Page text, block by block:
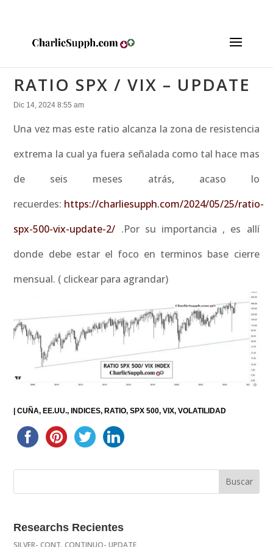
RATIO SPX / VIX – UPDATE
Dic 14, 2024 8:55 am
Una vez mas este ratio alcanza la zona de resistencia
extrema la cual ya fuera señalada como tal hace mas
de seis meses atrás, acaso lo
recuerdes: https://charliesupph.com/2024/05/25/ratio-
spx-500-vix-update-2/ .Por su importancia , es allí
donde debe estar el foco en terminos base cierre
mensual. ( clickear para agrandar)
|CUÑA EE.UU. INDICES RATIO SPX 500 VIX VOLATILIDAD
Researchs Recientes
SILVER- CONT. CONTINUO- UPDATE